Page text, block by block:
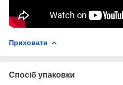
Приховати
Спосіб упаковки